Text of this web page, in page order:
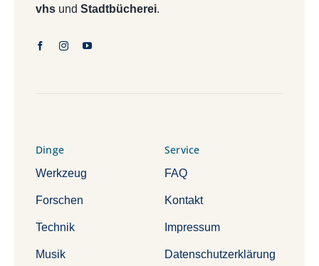
vhsund Stadtbücherei.
Dinge
Werkzeug
Forschen
Technik
Musik
Service
FAQ
Kontakt
Impressum
Datenschutzerklärung